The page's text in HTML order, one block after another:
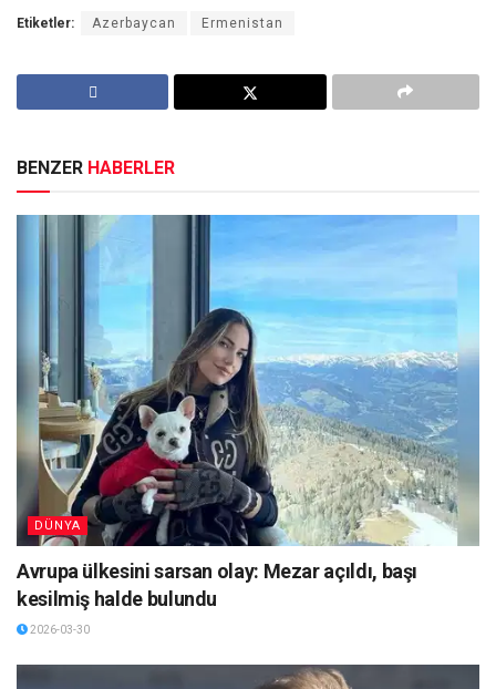
Etiketler: Azerbaycan Ermenistan
BENZER HABERLER
DÜNYA
Avrupa ülkesini sarsan olay: Mezar açıldı, başı
kesilmiş halde bulundu
2026-03-30